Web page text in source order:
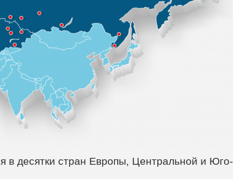
в десятки стран Европы, Центральной и Юго-